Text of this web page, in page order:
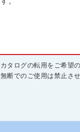
カタログの転用をご希望
無断でのご使用は禁止さ